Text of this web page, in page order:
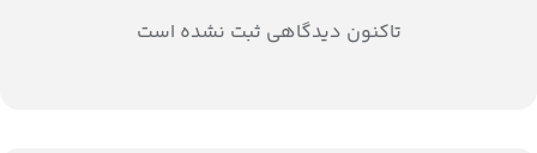
تاکنون دیدگاهی ثبت نشده است